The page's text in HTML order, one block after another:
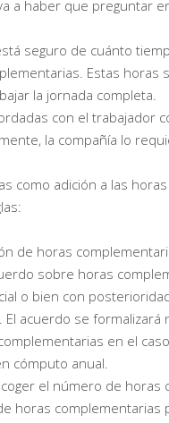
a haber que preguntar
seguro de cuánto
Estas
la jornada completa.
con el trabajador
la compañía lo
como adición a las
de horas
sobre horas
o bien con
acuerdo se
en el
cómputo anual.
el número de horas
horas complementarias